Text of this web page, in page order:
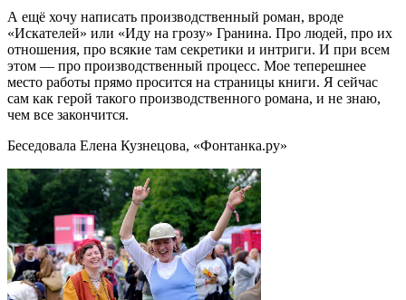
А ещё хочу написать производственный роман, вроде
«Искателей» или «Иду на грозу» Гранина. Про людей, про их
отношения, про всякие там секретики и интриги. И при всем
этом — про производственный процесс. Мое теперешнее
место работы прямо просится на страницы книги. Я сейчас
сам как герой такого производственного романа, и не знаю,
чем все закончится.
Беседовала Елена Кузнецова, «Фонтанка.ру»